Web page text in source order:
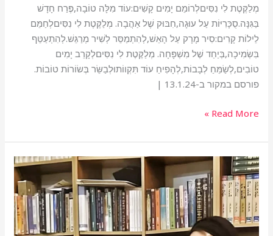
מְלַקֶּטֶת לִי נִסִּיםלְרוֹמֵם יָמִים קָשִׁים:עוֹד מִלָּה טוֹבָה,פֶּרַח חָדָשׁ
בַּגִּנָּה.סֻכָּרִיּוֹת עַל עוּגָה,חִבּוּק שֶׁל אַהֲבָה. מְלַקֶּטֶת לִי נִסִּיםלְחַמֵּם
לֵילוֹת קָרִים:סִיר מָרָק עַל הָאֵשׁ,לְהִתְמַסֵּר לְשִׁיר מְרַגֵּשׁ.לְהִתְעַטֵּף
בִּשְׂמִיכָה,בְּיַחַד שֶׁל מִשְׁפָּחָה. מְלַקֶּטֶת לִי נִסִּיםלְקָרֵב יָמִים
טוֹבִים,לְשַׂמֵּחַ לְבָבוֹת,לְהָפִיחַ עוֹד תִּקְווֹתוּלְבַשֵּׂר בְּשׂוֹרוֹת טוֹבוֹת.
פורסם במקור ב-13.1.24 |
Read More »
אהבה
טהורה